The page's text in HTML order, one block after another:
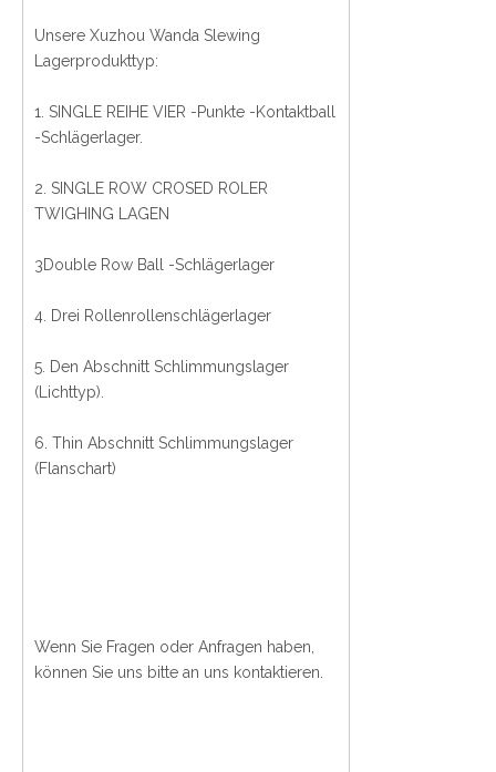
Unsere Xuzhou Wanda Slewing
Lagerprodukttyp:
1. SINGLE REIHE VIER -Punkte -Kontaktball
-Schlägerlager.
2. SINGLE ROW CROSED ROLER
TWIGHING LAGEN
3Double Row Ball -Schlägerlager
4. Drei Rollenrollenschlägerlager
5. Den Abschnitt Schlimmungslager
(Lichttyp).
6. Thin Abschnitt Schlimmungslager
(Flanschart)
Wenn Sie Fragen oder Anfragen haben,
können Sie uns bitte an uns kontaktieren.